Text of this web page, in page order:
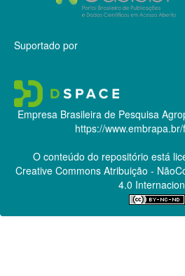
Suportado por
Empresa Brasileira de Pesquisa
https://
O conteúdo do repositório está
Creative CommonsAtribuição -
4.0